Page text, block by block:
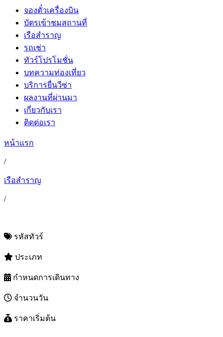
จองตั๋วเครื่องบิน
บัตรเข้าชมสถานที่
เรือสำราญ
รถเช่า
ทัวร์โปรโมชั่น
บทความท่องเที่ยว
บริการยื่นวีซ่า
ผลงานที่ผ่านมา
เกี่ยวกับเรา
ติดต่อเรา
หน้าแรก
/
เรือสำราญ
/
รหัสทัวร์
ประเภท
กำหนดการเดินทาง
จำนวนวัน
ราคาเริ่มต้น